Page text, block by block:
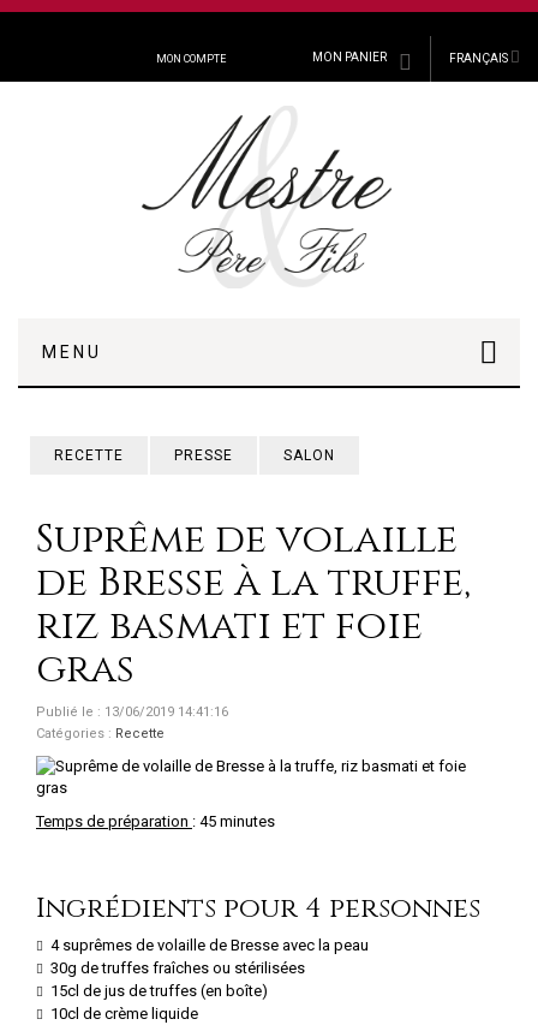
FRANÇAIS
MON PANIER
MON COMPTE
MENU
RECETTE PRESSE SALON
Suprême de volaille
de Bresse à la truffe,
riz basmati et foie
gras
Publié le : 13/06/2019 14:41:16
Catégories : Recette
Temps de préparation : 45 minutes
Ingrédients pour 4 personnes
4 suprêmes de volaille de Bresse avec la peau
30g de truffes fraîches ou stérilisées
15cl de jus de truffes (en boîte)
10cl de crème liquide